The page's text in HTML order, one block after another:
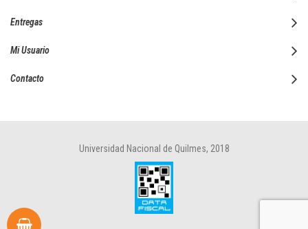
Entregas
Mi Usuario
Contacto
Universidad Nacional de Quilmes, 2018